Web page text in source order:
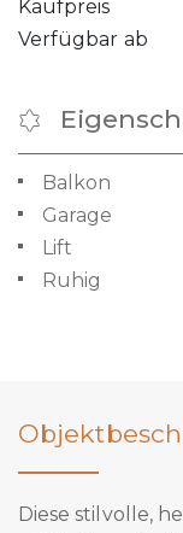
Kaufpreis
Verfügbar ab
Balkon
Garage
Lift
Ruhig
Diese stilvolle,